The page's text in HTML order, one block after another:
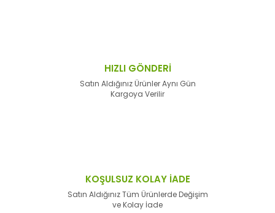
HIZLI GÖNDERİ
Satın Aldığınız Ürünler Aynı Gün
Kargoya Verilir
KOŞULSUZ KOLAY İADE
Satın Aldığınız Tüm Ürünlerde Değişim
ve Kolay İade